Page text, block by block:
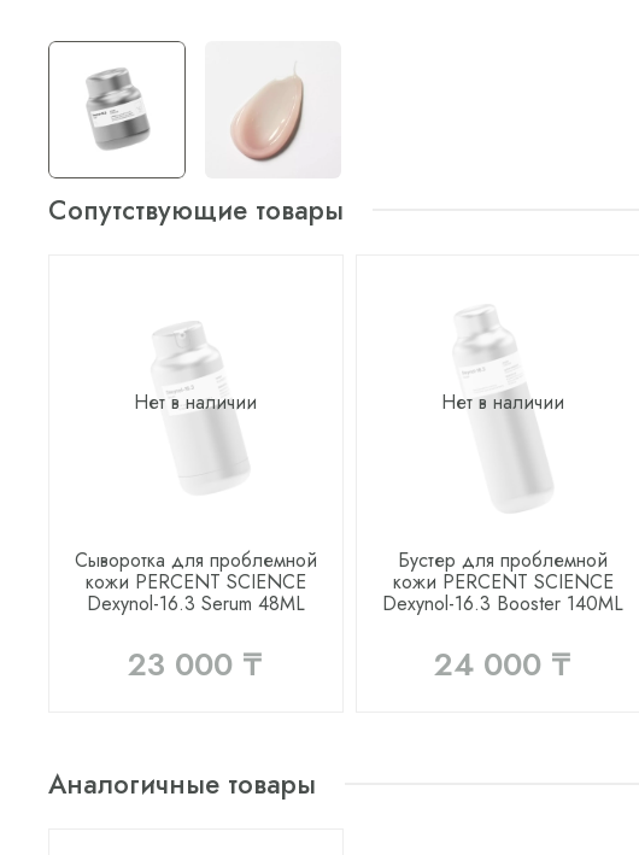
Сопутствующие товары
Нет в наличии
Сыворотка для проблемной
кожи PERCENT SCIENCE
Dexynol-16.3 Serum 48ML
23 000 ₸
Нет в наличии
Бустер для проблемной
кожи PERCENT SCIENCE
Dexynol-16.3 Booster 140ML
24 000 ₸
Аналогичные товары